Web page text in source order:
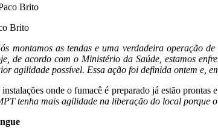
Brito
montamos as tendas e uma verdadeira operação
de acordo com o Ministério da Saúde, estamos
agilidade possível. Essa ação foi definida ontem e,
onde o fumacê é preparado já estão
tenha mais agilidade na liberação do local porque o